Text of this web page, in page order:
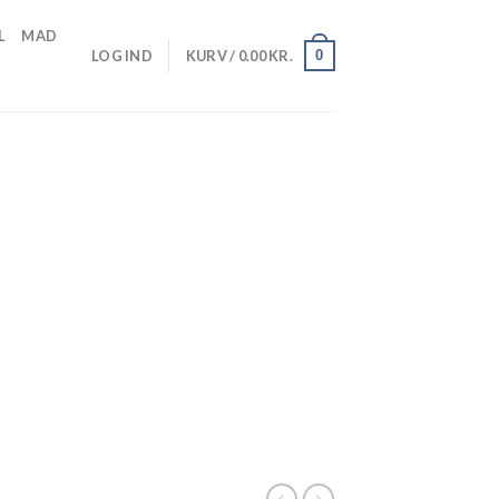
MAD
LOG IND KURV / 0.00KR. 0